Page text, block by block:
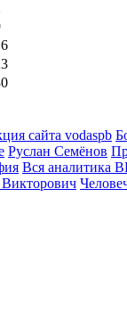
сайта vodaspb
Руслан Семёнов
Вся аналитика